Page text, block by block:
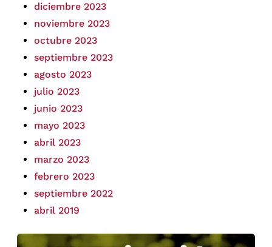
diciembre 2023
noviembre 2023
octubre 2023
septiembre 2023
agosto 2023
julio 2023
junio 2023
mayo 2023
abril 2023
marzo 2023
febrero 2023
septiembre 2022
abril 2019